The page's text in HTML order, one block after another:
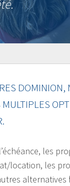
les
location, les